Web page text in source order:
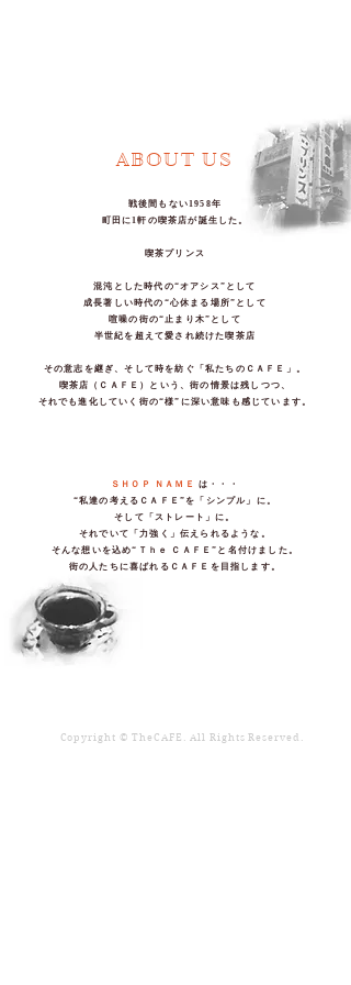
戦後間もない1958年
町田に1軒の喫茶店が誕生した。
喫茶プリンス
混沌とした時代の“オアシス”として
成長著しい時代の“心休まる場所”として
喧噪の街の“止まり木”として
半世紀を超えて愛され続けた喫茶店
その意志を継ぎ、そして時を紡ぐ「私たちのＣＡＦＥ」。
喫茶店（ＣＡＦＥ）という、街の情景は残しつつ、
それでも進化していく街の“様”に深い意味も感じています。
ＳＨＯＰ ＮＡＭＥは・・・
“私達の考えるＣＡＦＥ”を「シンプル」に。
そして「ストレート」に。
それでいて「力強く」伝えられるような。
そんな想いを込め“Ｔｈｅ ＣＡＦＥ”と名付けました。
街の人たちに喜ばれるＣＡＦＥを目指します。
ABOUT US
Copyright © TheCAFE. All Rights Reserved.